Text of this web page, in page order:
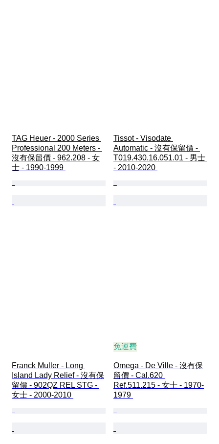
TAG Heuer - 2000 Series
Professional 200 Meters -
沒有保留價 - 962.208 - 女
士 - 1990-1999
Tissot - Visodate
Automatic - 沒有保留價 -
T019.430.16.051.01 - 男士
- 2010-2020
Franck Muller - Long
Island Lady Relief - 沒有保
留價 - 902QZ REL STG -
女士 - 2000-2010
免運費
Omega - De Ville - 沒有保
留價 - Cal.620
Ref.511.215 - 女士 - 1970-
1979